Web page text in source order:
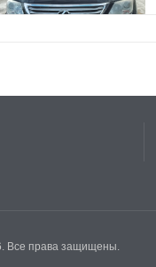
Все права защищены.